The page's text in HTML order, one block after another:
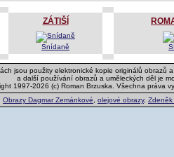
ZÁTIŠÍ
Snídaně
jsou použity elektronické kopie originálů obrazů
a další používání obrazů a uměleckých děl je
1997-2026 (c) Roman Brzuska. Všechna práva
Obrazy Dagmar Zemánkové olejové obrazy, Zdeněk